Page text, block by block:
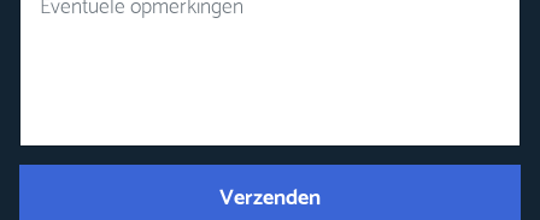
Verzenden